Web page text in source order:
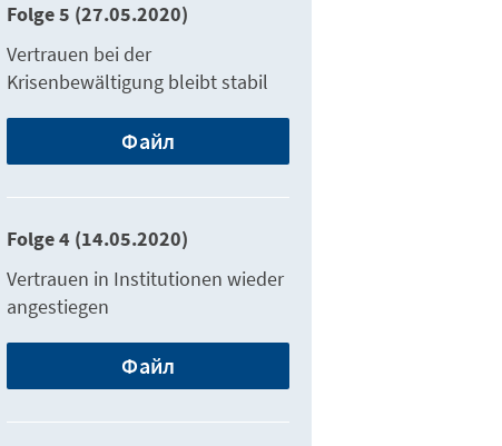
Folge 5 (27.05.2020)
Vertrauen bei der
Krisenbewältigung bleibt stabil
Файл
Folge 4 (14.05.2020)
Vertrauen in Institutionen wieder
angestiegen
Файл